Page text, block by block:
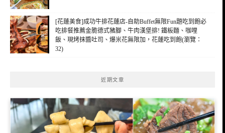
[花蓮美食]成功牛排花蓮店-自助Buffet無限Fun題吃到飽必
吃排餐推薦金脆德式豬腳、牛肉漢堡排! 鐵板麵、咖哩
飯、現烤抹醬吐司、爆米花無限加，花蓮吃到飽(瀏覽：
32)
近期文章